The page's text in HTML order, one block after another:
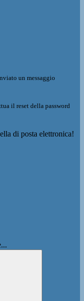
un messaggio
il reset della password
di posta elettronica!